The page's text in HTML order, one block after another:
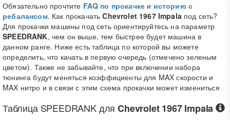
Обязательно прочтите FAQ по прокачке и историю с
ребалансом. Как прокачатьChevrolet 1967 Impalaпод сеть?
Для прокачки машины под сеть ориентируйтесь на параметр
SPEEDRANK, чем он выше, тем быстрее будет машина в
данном ранге. Ниже есть таблица по которой вы можете
определить, что качать в первую очередь (отмечено зеленым
цветом). Также не забывайте, что при включении набора
тюнинга будут меняться коэффициенты для MAX скорости и
MAX нитро и в связи с этим схема прокачки может измениться
Таблица SPEEDRANKдляChevrolet 1967 Impala